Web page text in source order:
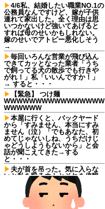
4/6私、結婚したい職業NO.1の
公務員なんですけど、嫁が子供
連れて家出した。全く理由は思
いつかないけど強いてあげると
すれば母のせいかもしれない。
嫁のせいでアトピー悪化しそう
→
毎回いろんな営業が飛び込ん
できてカッとなった業者「うち
で飼ってる犬の散歩でも行きや
がれ！」私「いいんですか！」
→ すると・・・
【緊急】 つけ麺
WWWWWWWWWWWWWWWW
WWWWWW
本屋に行くと、バックヤード
から「すみません、本当にすみ
ません（泣）「でもあなた、初
めてじゃないしね、うちだけじ
ゃどうしようもないから」と会
話が聞こえてきた→する
と・・・
夫が首を吊った。気に入らな
いと私を殴るウトとそれを傍観
するトメに生活費をくれない
夫…地獄の義実家をでて離婚し
ようとしたら…夫にはとんでも
ない秘密があった